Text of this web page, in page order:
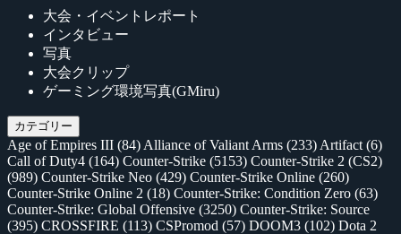
大会・イベントレポート
インタビュー
写真
大会クリップ
ゲーミング環境写真(GMiru)
カテゴリー
Age of Empires III (84) Alliance of Valiant Arms (233) Artifact (6)
Call of Duty4 (164) Counter-Strike (5153) Counter-Strike 2 (CS2)
(989) Counter-Strike Neo (429) Counter-Strike Online (260)
Counter-Strike Online 2 (18) Counter-Strike: Condition Zero (63)
Counter-Strike: Global Offensive (3250) Counter-Strike: Source
(395) CROSSFIRE (113) CSPromod (57) DOOM3 (102) Dota 2